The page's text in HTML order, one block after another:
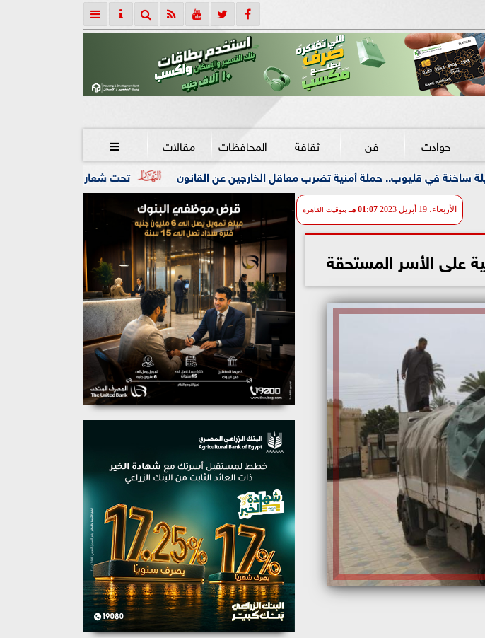
حوادث فن ثقافة المحافظات مقالات 
تحت شعار «خدمة بيوت الله شرف».. محافظ حملة أمنية تضرب معاقل الخارجين عن القانون
الأربعاء، 19 أبريل 2023 01:07 مـ بتوقيت القاهرة